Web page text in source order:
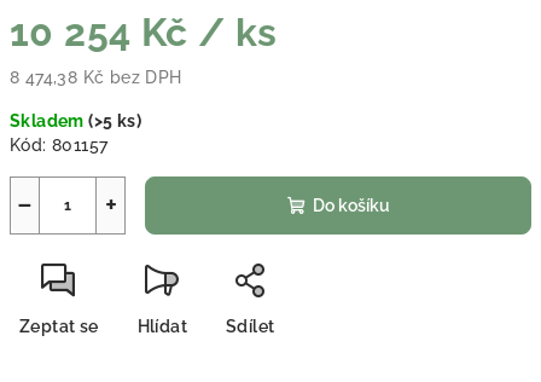
10 254 Kč / ks
8 474,38 Kč bez DPH
Skladem(>5 ks)
Kód: 801157
+
− Do košíku
Zeptat se Hlídat Sdílet